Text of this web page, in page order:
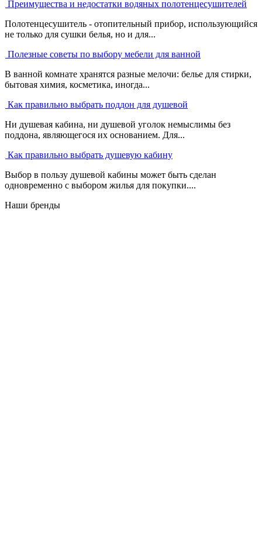
Преимущества и недостатки водяных полотенцесушителей
Полотенцесушитель - отопительный прибор, использующийся
не только для сушки белья, но и для...
Полезные советы по выбору мебели для ванной
В ванной комнате хранятся разные мелочи: белье для стирки,
бытовая химия, косметика, иногда...
Как правильно выбрать поддон для душевой
Ни душевая кабина, ни душевой уголок немыслимы без
поддона, являющегося их основанием. Для...
Как правильно выбрать душевую кабину
Выбор в пользу душевой кабины может быть сделан
одновременно с выбором жилья для покупки....
Наши бренды